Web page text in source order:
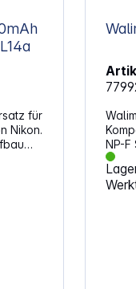
für
Nikon.
Typ
NP-F Serie Inkl.
den
für
Lade-